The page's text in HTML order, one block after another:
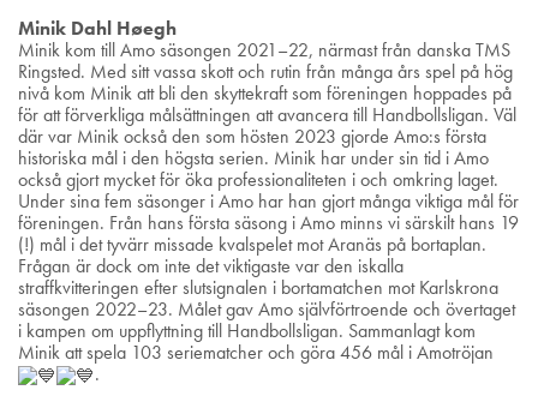
Minik Dahl Høegh
Minik kom till Amo säsongen 2021–22, närmast från danska TMS
Ringsted. Med sitt vassa skott och rutin från många års spel på hög
nivå kom Minik att bli den skyttekraft som föreningen hoppades på
för att förverkliga målsättningen att avancera till Handbollsligan. Väl
där var Minik också den som hösten 2023 gjorde Amo:s första
historiska mål i den högsta serien. Minik har under sin tid i Amo
också gjort mycket för öka professionaliteten i och omkring laget.
Under sina fem säsonger i Amo har han gjort många viktiga mål för
föreningen. Från hans första säsong i Amo minns vi särskilt hans 19
(!) mål i det tyvärr missade kvalspelet mot Aranäs på bortaplan.
Frågan är dock om inte det viktigaste var den iskalla
straffkvitteringen efter slutsignalen i bortamatchen mot Karlskrona
säsongen 2022–23. Målet gav Amo självförtroende och övertaget
i kampen om uppflyttning till Handbollsligan. Sammanlagt kom
Minik att spela 103 seriematcher och göra 456 mål i Amotröjan
.